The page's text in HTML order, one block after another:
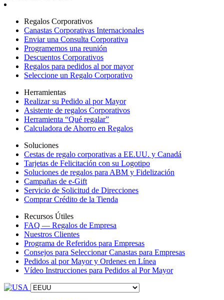
Regalos Corporativos
Canastas Corporativas Internacionales
Enviar una Consulta Corporativa
Programemos una reunión
Descuentos Corporativos
Regalos para pedidos al por mayor
Seleccione un Regalo Corporativo
Herramientas
Realizar su Pedido al por Mayor
Asistente de regalos Corporativos
Herramienta “Qué regalar”
Calculadora de Ahorro en Regalos
Soluciones
Cestas de regalo corporativas a EE.UU. y Canadá
Tarjetas de Felicitación con su Logotipo
Soluciones de regalos para ABM y Fidelización
Campañas de e-Gift
Servicio de Solicitud de Direcciones
Comprar Crédito de la Tienda
Recursos Útiles
FAQ — Regalos de Empresa
Nuestros Clientes
Programa de Referidos para Empresas
Consejos para Seleccionar Canastas para Empresas
Pedidos al por Mayor y Ordenes en Línea
Vídeo Instrucciones para Pedidos al Por Mayor